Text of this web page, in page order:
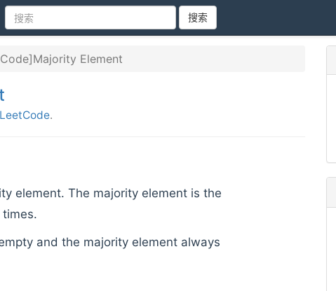
搜索
Element
LeetCode.
element. The majority element is the
times.
and the majority element always